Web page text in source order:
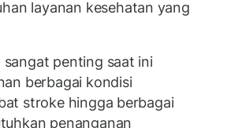
layanan kesehatan yang
sangat penting saat ini
berbagai kondisi
stroke hingga berbagai
penanganan